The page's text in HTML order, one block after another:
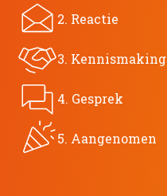
2. Reactie
3. Kennismaking
4. Gesprek
5. Aangenomen